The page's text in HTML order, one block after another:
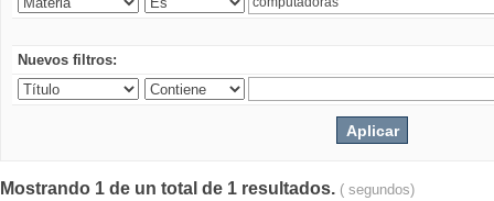
Nuevos filtros:
Mostrando 1 de un total de 1 resultados. ( segundos)